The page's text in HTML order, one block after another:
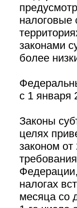
налоговые
законами
более
с 1 января
Законы
целях
законом
налогах
месяца со